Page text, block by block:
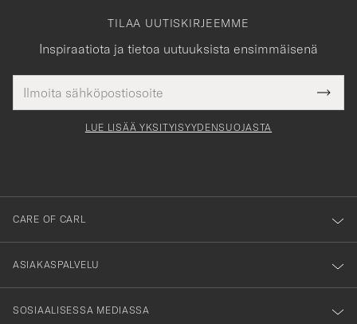
TILAA UUTISKIRJEEMME
Inspiraatiota ja tietoa uutuuksista ensimmäisenä
tieto
Tack
för
dig
till
vårt
nyhetsbrev!
LUE LISÄÄ YKSITYISYYDENSUOJASTA
CARE OF CARL
ASIAKASPALVELU
SOSIAALISESSA MEDIASSA